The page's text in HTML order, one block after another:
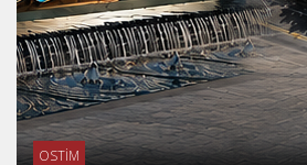
OSTİM